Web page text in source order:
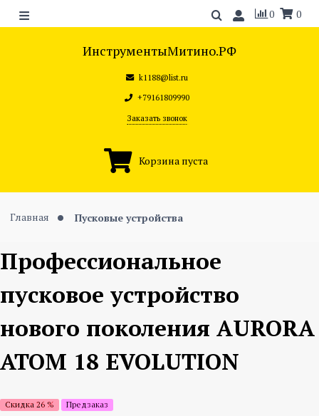
0 0
ИнструментыМитино.РФ
k1188@list.ru
+79161809990
Заказать звонок
Корзина пуста
Главная Пусковые устройства
Профессиональное
пусковое устройство
нового поколения AURORA
ATOM 18 EVOLUTION
Скидка 26 % Предзаказ